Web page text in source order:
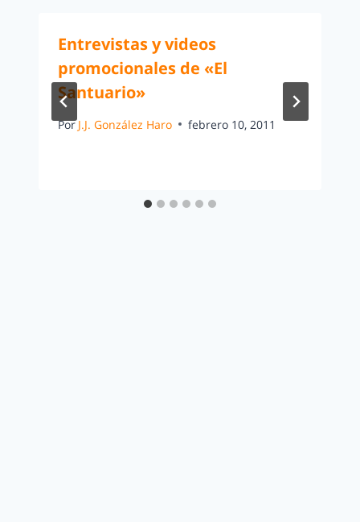
Entrevistas y videos
promocionales de «El
Santuario»
Por J.J. González Haro febrero 10, 2011